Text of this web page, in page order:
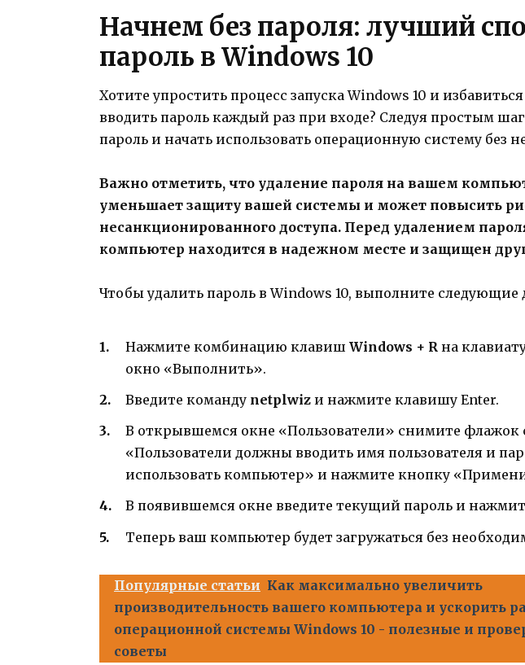
Начнем без пароля: лучший
пароль в Windows 10
Хотите упростить процесс запуска Windows 10 и
вводить пароль каждый раз при входе? Следуя простым
пароль и начать использовать операционную систему без
Важно отметить, что удаление пароля на вашем
уменьшает защиту вашей системы и может повысить
несанкционированного доступа. Перед удалением
компьютер находится в надежном месте и защищен
Чтобы удалить пароль в Windows 10, выполните следующие
Нажмите комбинацию клавиш Windows + R на
окно «Выполнить».
Введите команду netplwiz и нажмите клавишу Enter.
В открывшемся окне «Пользователи» снимите флажок
«Пользователи должны вводить имя пользователя и
использовать компьютер» и нажмите кнопку
В появившемся окне введите текущий пароль и
Теперь ваш компьютер будет загружаться без
Популярные статьи Как максимально увеличить
производительность вашего компьютера и ускорить
операционной системы Windows 10 - полезные и
советы